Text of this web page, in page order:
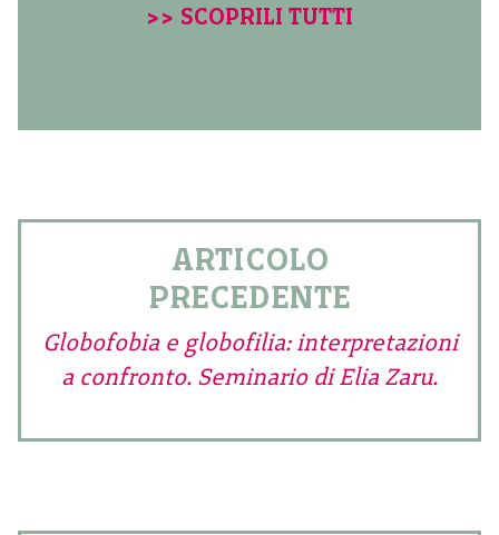
>> SCOPRILI TUTTI
ARTICOLO
PRECEDENTE
Globofobia e globofilia: interpretazioni
a confronto. Seminario di Elia Zaru.